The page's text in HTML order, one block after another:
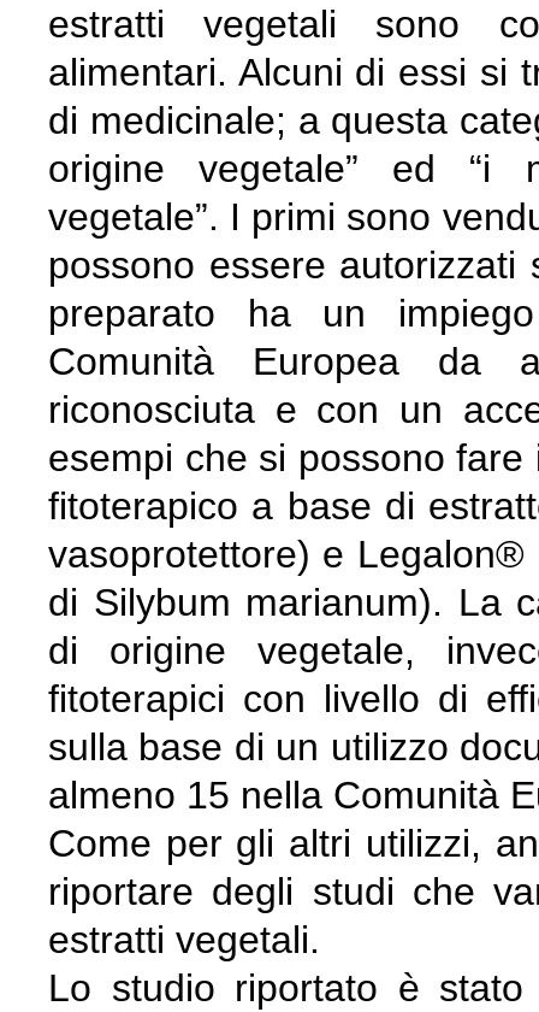
estratti vegetali sono
alimentari. Alcuni di essi si
di medicinale; a questa
origine vegetale” ed “i
vegetale”. I primi sono
possono essere
preparato ha un
Comunità Europea da
riconosciuta e con un
esempi che si possono
fitoterapico a base di
vasoprotettore) e
di Silybum marianum). La
di origine vegetale,
fitoterapici con livello di
sulla base di un utilizzo
almeno 15 nella Comunità
Come per gli altri utilizzi,
riportare degli studi che
estratti vegetali.
Lo studio riportato è